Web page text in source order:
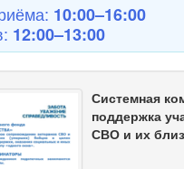
10:00–16:00
12:00–13:00
Системная
поддержка
СВО и их